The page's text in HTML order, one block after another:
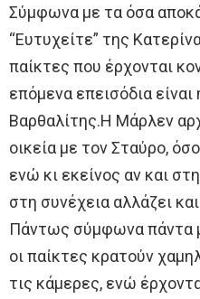
Σύμφωνα με τα όσα
“Ευτυχείτε” της
παίκτες που έρχονται
επόμενα επεισόδια
Βαρθαλίτης.Η Μάρλεν
οικεία με τον Σταύρο,
ενώ κι εκείνος αν και
στη συνέχεια αλλάζει
Πάντως σύμφωνα πάντα
οι παίκτες κρατούν
τις κάμερες, ενώ